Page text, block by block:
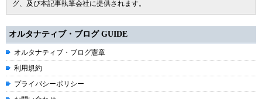
グ、及び本記事執筆会社に提供されます。
オルタナティブ・ブログ GUIDE
オルタナティブ・ブログ憲章
利用規約
プライバシーポリシー